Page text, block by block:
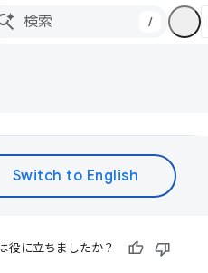
/
役に立ちましたか？